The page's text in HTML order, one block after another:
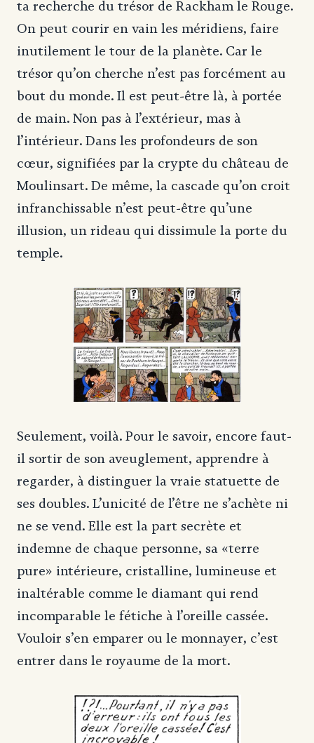
ta recherche du trésor de Rackham le Rouge.
On peut courir en vain les méridiens, faire
inutilement le tour de la planète. Car le
trésor qu’on cherche n’est pas forcément au
bout du monde. Il est peut-être là, à portée
de main. Non pas à l’extérieur, mas à
l’intérieur. Dans les profondeurs de son
cœur, signifiées par la crypte du château de
Moulinsart. De même, la cascade qu’on croit
infranchissable n’est peut-être qu’une
illusion, un rideau qui dissimule la porte du
temple.
Seulement, voilà. Pour le savoir, encore faut-
il sortir de son aveuglement, apprendre à
regarder, à distinguer la vraie statuette de
ses doubles. L’unicité de l’être ne s’achète ni
ne se vend. Elle est la part secrète et
indemne de chaque personne, sa «terre
pure» intérieure, cristalline, lumineuse et
inaltérable comme le diamant qui rend
incomparable le fétiche à l’oreille cassée.
Vouloir s’en emparer ou le monnayer, c’est
entrer dans le royaume de la mort.